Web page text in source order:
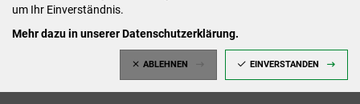
um Ihr Einverständnis.
Mehr dazu in unserer Datenschutzerklärung.
ABLEHNEN EINVERSTANDEN
Mittwoch: 09:00 - 12:00 Uhr (nach vorheriger
Donnerstag: 09:00-12:00 /14:00-18:00 Uhr
Freitag: 09:00-12:00 Uhr